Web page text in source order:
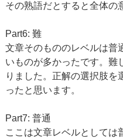
その熟語だとすると全体の
Part6: 難
文章そのもののレベルは普
いものが多かったです。難
りました。正解の選択肢を
ったと思います。
Part7: 普通
ここは文章レベルとしては